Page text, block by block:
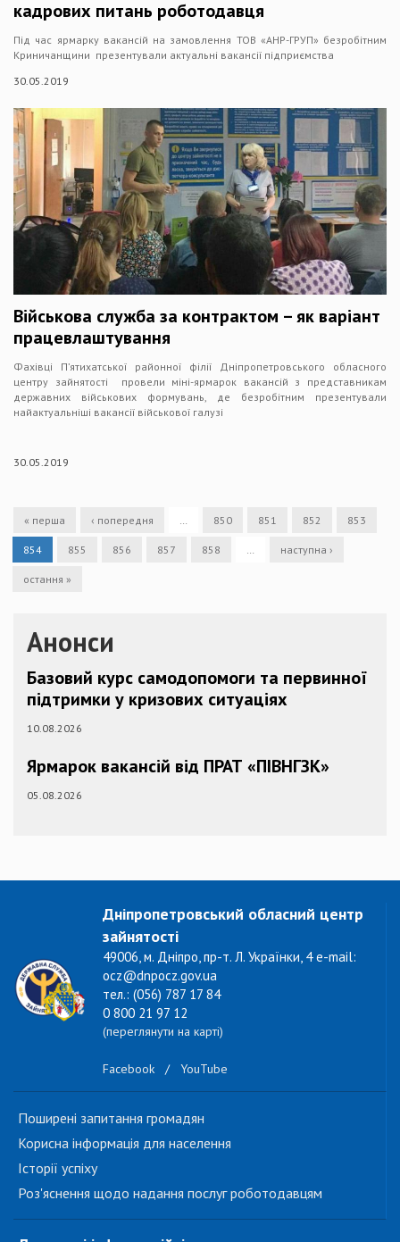
кадрових питань роботодавця
Під час ярмарку вакансій на замовлення ТОВ «АНР-ГРУП» безробітним
Криничанщини презентували актуальні вакансії підприємства
30.05.2019
Військова служба за контрактом – як варіант
працевлаштування
Фахівці П’ятихатської районної філії Дніпропетровського обласного
центру зайнятості провели міні-ярмарок вакансій з представникам
державних військових формувань, де безробітним презентували
найактуальніші вакансії військової галузі
30.05.2019
« перша ‹ попередня 850 851 852 853
854 855 856 857 858 наступна ›
остання »
Анонси
Базовий курс самодопомоги та первинної
підтримки у кризових ситуаціях
10.08.2026
Ярмарок вакансій від ПРАТ «ПІВНГЗК»
05.08.2026
Дніпропетровський обласний центр
зайнятості
49006, м. Дніпро, пр-т. Л. Українки, 4 e-mail:
ocz@dnpocz.gov.ua
тел.: (056) 787 17 84
0 800 21 97 12
(переглянути на карті)
Facebook / YouTube
Поширені запитання громадян
Корисна інформація для населення
Історії успіху
Роз'яснення щодо надання послуг роботодавцям